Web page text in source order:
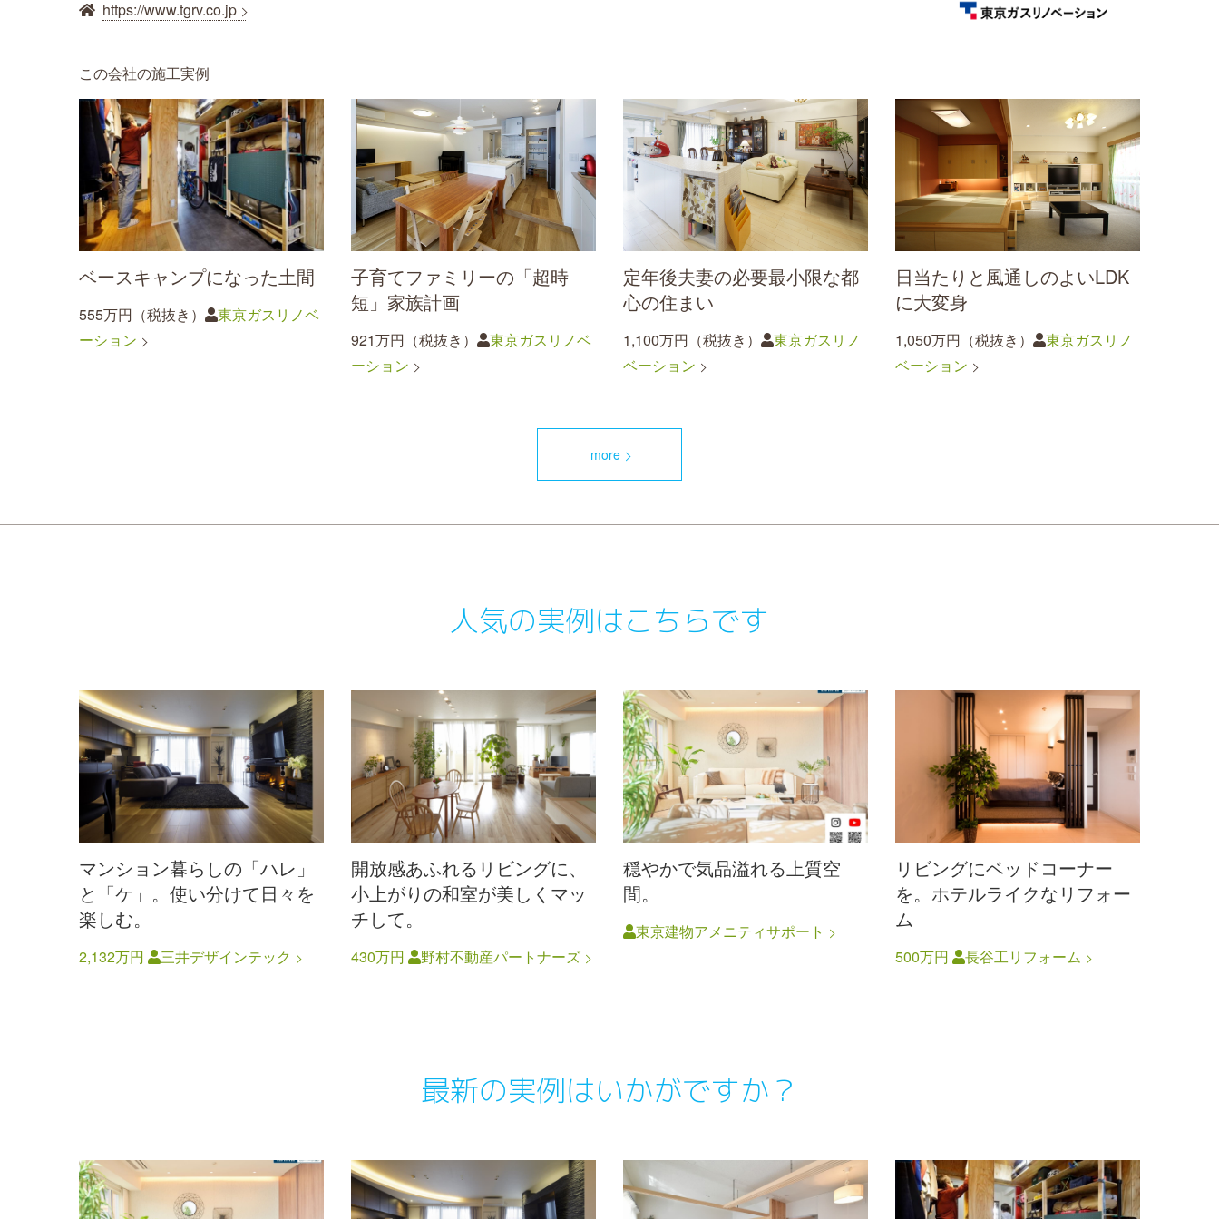
https://www.tgrv.co.jp
この会社の施工実例
ベースキャンプになった土間
555万円（税抜き）
東京ガスリノベ
ーション
子育てファミリーの「超時
短」家族計画
921万円（税抜き）
東京ガスリノベ
ーション
定年後夫妻の必要最小限な都
心の住まい
1,100万円（税抜き）
東京ガスリノ
ベーション
日当たりと風通しのよいLDK
に大変身
1,050万円（税抜き）
東京ガスリノ
ベーション
more
人気の実例はこちらです
マンション暮らしの「ハレ」
と「ケ」。使い分けて日々を
楽しむ。
2,132万円 三井デザインテック
開放感あふれるリビングに、
小上がりの和室が美しくマッ
チして。
430万円 野村不動産パートナーズ
穏やかで気品溢れる上質空
間。
東京建物アメニティサポート
リビングにベッドコーナー
を。ホテルライクなリフォー
ム
500万円 長谷工リフォーム
最新の実例はいかがですか？